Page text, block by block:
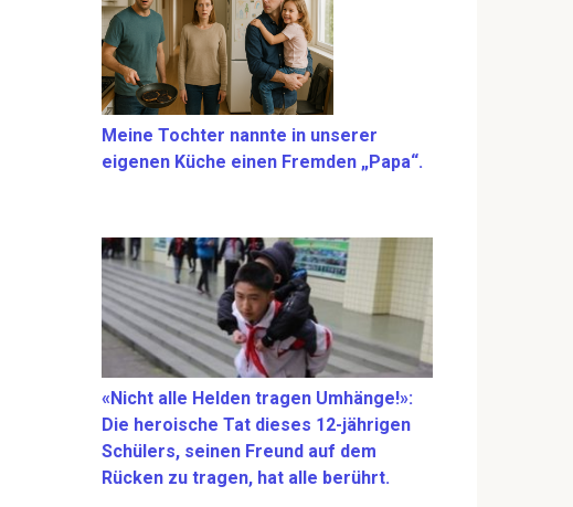
Meine Tochter nannte in unserer
eigenen Küche einen Fremden „Papa“.
«Nicht alle Helden tragen Umhänge!»:
Die heroische Tat dieses 12-jährigen
Schülers, seinen Freund auf dem
Rücken zu tragen, hat alle berührt.